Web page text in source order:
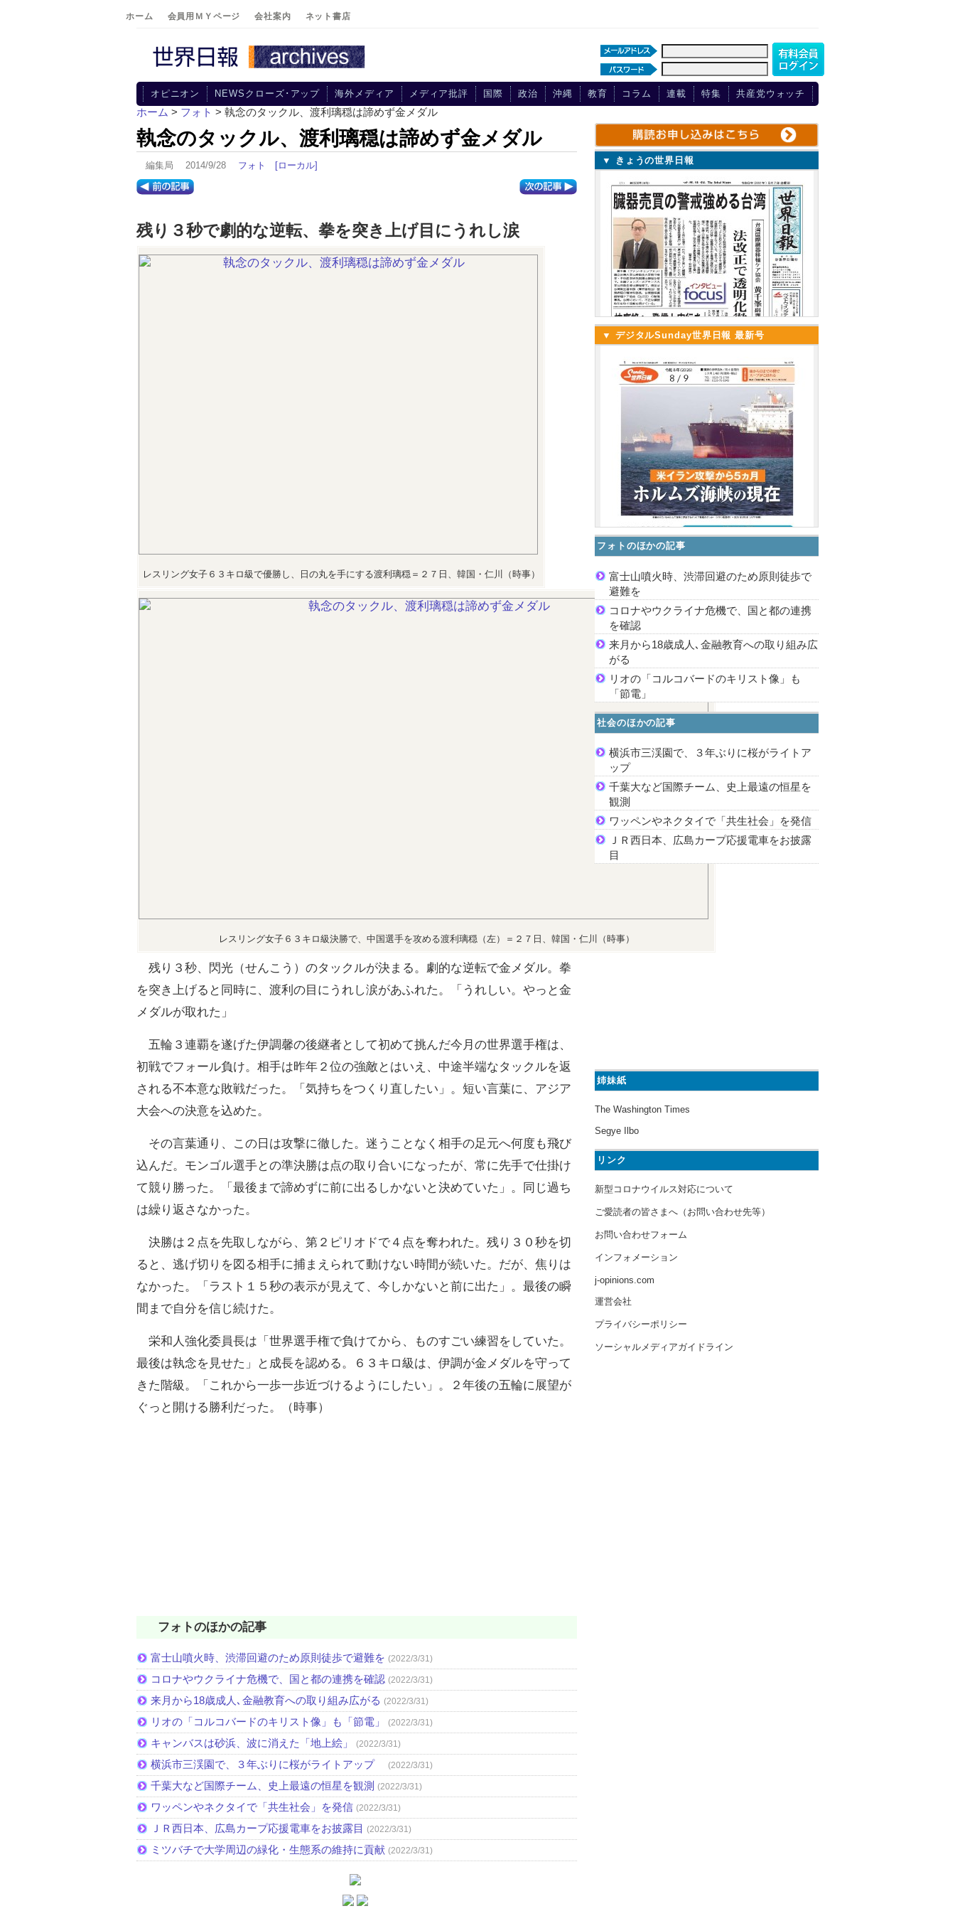
ホーム 会員用ＭＹページ 会社案内 ネット書店
オピニオン NEWSクローズ･アップ 海外メディア メディア批評 国際 政治 沖縄 教育 コラム 連載 特集 共産党ウォッチ
ホーム > フォト > 執念のタックル、渡利璃穏は諦めず金メダル
執念のタックル、渡利璃穏は諦めず金メダル
編集局 2014/9/28 フォト [ローカル]
残り３秒で劇的な逆転、拳を突き上げ目にうれし涙
レスリング女子６３キロ級で優勝し、日の丸を手にする渡利璃穏＝２７日、韓国・仁川（時事）
レスリング女子６３キロ級決勝で、中国選手を攻める渡利璃穏（左）＝２７日、韓国・仁川（時事）
残り３秒、閃光（せんこう）のタックルが決まる。劇的な逆転で金メダル。拳
を突き上げると同時に、渡利の目にうれし涙があふれた。「うれしい。やっと金
メダルが取れた」
五輪３連覇を遂げた伊調馨の後継者として初めて挑んだ今月の世界選手権は、
初戦でフォール負け。相手は昨年２位の強敵とはいえ、中途半端なタックルを返
される不本意な敗戦だった。「気持ちをつくり直したい」。短い言葉に、アジア
大会への決意を込めた。
その言葉通り、この日は攻撃に徹した。迷うことなく相手の足元へ何度も飛び
込んだ。モンゴル選手との準決勝は点の取り合いになったが、常に先手で仕掛け
て競り勝った。「最後まで諦めずに前に出るしかないと決めていた」。同じ過ち
は繰り返さなかった。
決勝は２点を先取しながら、第２ピリオドで４点を奪われた。残り３０秒を切
ると、逃げ切りを図る相手に捕まえられて動けない時間が続いた。だが、焦りは
なかった。「ラスト１５秒の表示が見えて、今しかないと前に出た」。最後の瞬
間まで自分を信じ続けた。
栄和人強化委員長は「世界選手権で負けてから、ものすごい練習をしていた。
最後は執念を見せた」と成長を認める。６３キロ級は、伊調が金メダルを守って
きた階級。「これから一歩一歩近づけるようにしたい」。２年後の五輪に展望が
ぐっと開ける勝利だった。（時事）
フォトのほかの記事
富士山噴火時、渋滞回避のため原則徒歩で避難を (2022/3/31)
コロナやウクライナ危機で、国と都の連携を確認 (2022/3/31)
来月から18歳成人､金融教育への取り組み広がる (2022/3/31)
リオの「コルコバードのキリスト像」も「節電」 (2022/3/31)
キャンバスは砂浜、波に消えた「地上絵」 (2022/3/31)
横浜市三渓園で、３年ぶりに桜がライトアップ (2022/3/31)
千葉大など国際チーム、史上最遠の恒星を観測 (2022/3/31)
ワッペンやネクタイで「共生社会」を発信 (2022/3/31)
ＪＲ西日本、広島カープ応援電車をお披露目 (2022/3/31)
ミツバチで大学周辺の緑化・生態系の維持に貢献 (2022/3/31)
▼ きょうの世界日報
▼ デジタルSunday世界日報 最新号
フォトのほかの記事
富士山噴火時、渋滞回避のため原則徒歩で
避難を
コロナやウクライナ危機で、国と都の連携
を確認
来月から18歳成人､金融教育への取り組み広
がる
リオの「コルコバードのキリスト像」も
「節電」
社会のほかの記事
横浜市三渓園で、３年ぶりに桜がライトア
ップ
千葉大など国際チーム、史上最遠の恒星を
観測
ワッペンやネクタイで「共生社会」を発信
ＪＲ西日本、広島カープ応援電車をお披露
目
姉妹紙
The Washington Times
Segye Ilbo
リンク
新型コロナウイルス対応について
ご愛読者の皆さまへ（お問い合わせ先等）
お問い合わせフォーム
インフォメーション
j-opinions.com
運営会社
プライバシーポリシー
ソーシャルメディアガイドライン